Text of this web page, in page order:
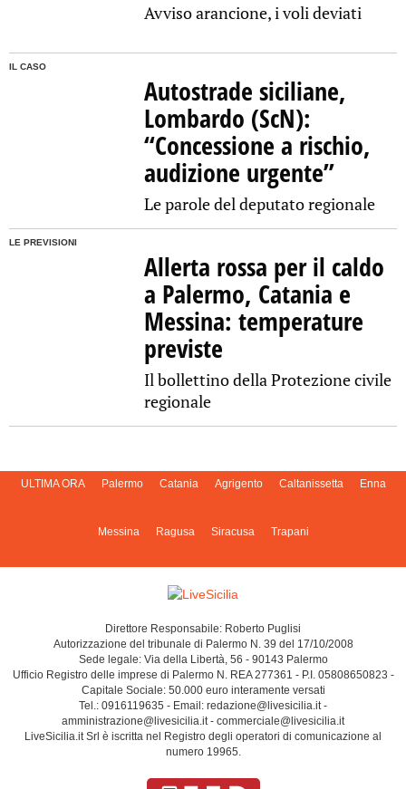
Avviso arancione, i voli deviati
IL CASO
Autostrade siciliane,
Lombardo (ScN):
“Concessione a rischio,
audizione urgente”
Le parole del deputato regionale
LE PREVISIONI
Allerta rossa per il caldo
a Palermo, Catania e
Messina: temperature
previste
Il bollettino della Protezione civile
regionale
ULTIMA ORA Palermo Catania Agrigento Caltanissetta Enna
Messina Ragusa Siracusa Trapani
Direttore Responsabile: Roberto Puglisi
Autorizzazione del tribunale di Palermo N. 39 del 17/10/2008
Sede legale: Via della Libertà, 56 - 90143 Palermo
Ufficio Registro delle imprese di Palermo N. REA 277361 - P.I. 05808650823 -
Capitale Sociale: 50.000 euro interamente versati
Tel.: 0916119635 - Email: redazione@livesicilia.it -
amministrazione@livesicilia.it - commerciale@livesicilia.it
LiveSicilia.it Srl è iscritta nel Registro degli operatori di comunicazione al
numero 19965.